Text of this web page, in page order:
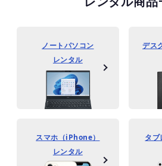
ノートパソコン
レンタル
デス
スマホ（iPhone）
レンタル
タブ